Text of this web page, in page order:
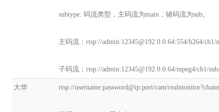
subtype: 码流类型，主码流为main，辅码流为sub。
主码流：rtsp://admin:12345@192.0.0.64:554/h264/ch1/
子码流：rtsp://admin:12345@192.0.0.64/mpeg4/ch1/
大华 rtsp://username:password@ip:port/cam/